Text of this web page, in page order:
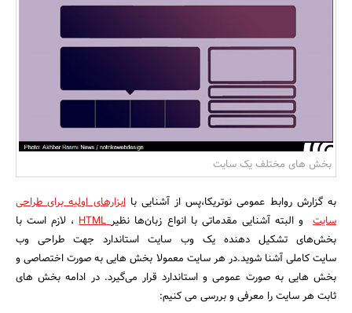
بخش های مختلف یک سایت
به گزارش روابط عمومی نوتریکا،پس از آشنایی باابزارهای اولیه برای طراحی
سایتو البته آشنایی مقدماتی با انواع زبان‌ها نظیرHTML
، لازم است با
بخش‌های تشکیل دهنده یک وب سایت استاندارد جهت طراحی وب
سایت کاملی آشنا شوید.در هر سایت معمولا بخش هایی به صورت اختصاصی و
بخش هایی به صورت عمومی و استاندارد قرار می‌گیرد. در ادامه بخش های
ثابت هر سایت را معرفی و بررسی می کنیم: